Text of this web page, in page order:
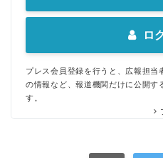
ロ
プレス会員登録を行うと、広報担当
の情報など、報道機関だけに公開す
す。